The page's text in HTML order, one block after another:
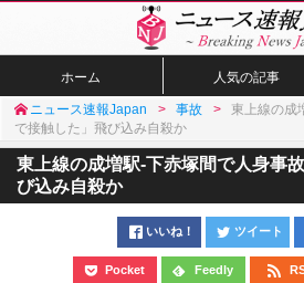
ホーム 人気の記事
ニュース速報Japan 事故
東上線の成
で接触した」飛び込み自殺か
東上線の成増駅-下赤塚間で人身事
び込み自殺か
いいね！ ツイート
Pocket Feedly